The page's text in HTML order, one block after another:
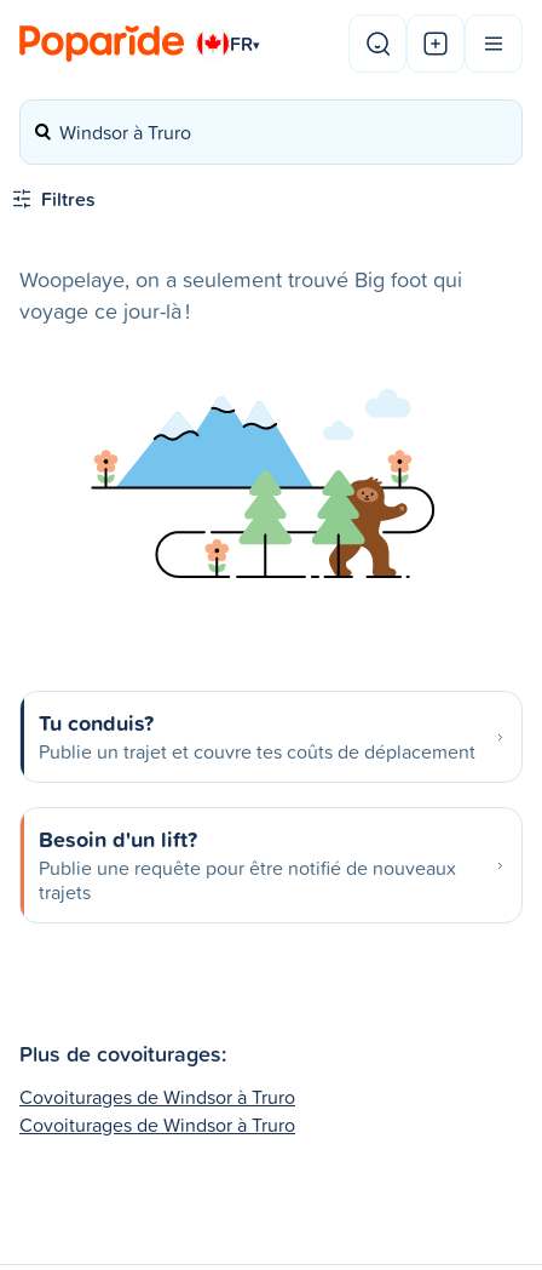
FR▾
Windsor à Truro
Filtres
Woopelaye, on a seulement trouvé Big foot qui
voyage ce jour-là !
Tu conduis?
Publie un trajet et couvre tes coûts de déplacement
Besoin d'un lift?
Publie une requête pour être notifié de nouveaux
trajets
Plus de covoiturages:
Covoiturages de Windsor à Truro
Covoiturages de Windsor à Truro